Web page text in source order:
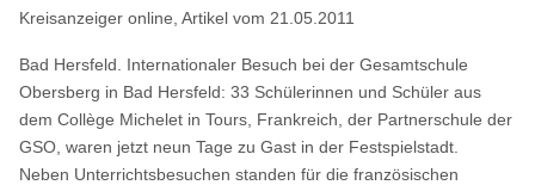
Kreisanzeiger online, Artikel vom 21.05.2011
Bad Hersfeld. Internationaler Besuch bei der Gesamtschule
Obersberg in Bad Hersfeld: 33 Schülerinnen und Schüler aus
dem Collège Michelet in Tours, Frankreich, der Partnerschule der
GSO, waren jetzt neun Tage zu Gast in der Festspielstadt.
Neben Unterrichtsbesuchen standen für die französischen